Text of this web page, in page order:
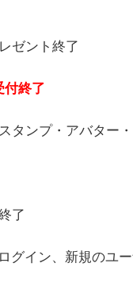
ゼント終了
終了
タンプ・アバター
了
グイン、新規のユ